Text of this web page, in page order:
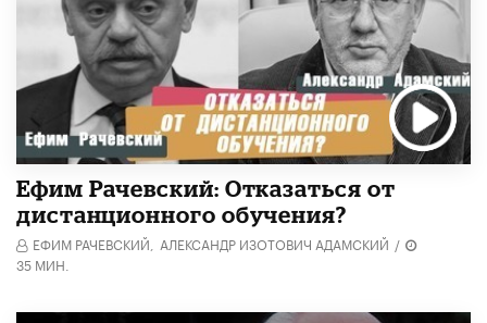
Ефим Рачевский: Отказаться от
дистанционного обучения?
ЕФИМ РАЧЕВСКИЙ, АЛЕКСАНДР ИЗОТОВИЧ АДАМСКИЙ /
35 МИН.